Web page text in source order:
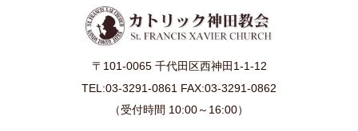
〒101-0065 千代田区西神田1-1-12
TEL:03-3291-0861 FAX:03-3291-0862
（受付時間 10:00～16:00）